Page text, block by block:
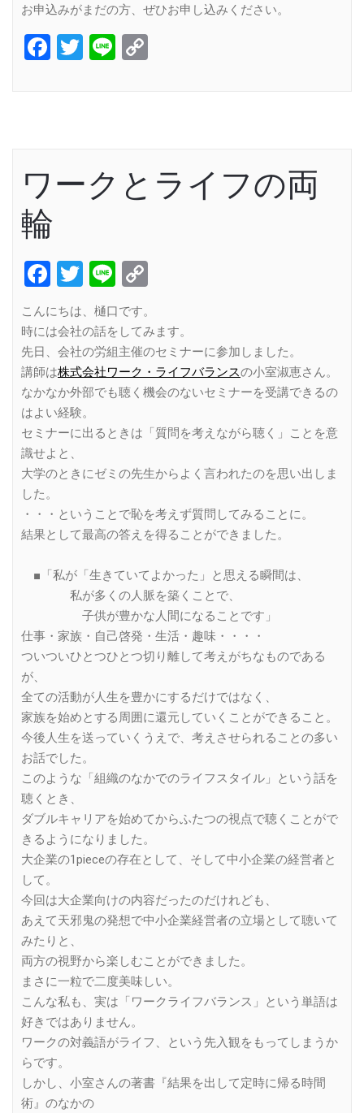
お申込みがまだの方、ぜひお申し込みください。
Facebook
Twitter
Line
ワークとライフの両
輪
Facebook
Twitter
Line
こんにちは、樋口です。
時には会社の話をしてみます。
先日、会社の労組主催のセミナーに参加しました。
講師は株式会社ワーク・ライフバランスの小室淑恵さん。
なかなか外部でも聴く機会のないセミナーを受講できるの
はよい経験。
セミナーに出るときは「質問を考えながら聴く」ことを意
識せよと、
大学のときにゼミの先生からよく言われたのを思い出しま
した。
・・・ということで恥を考えず質問してみることに。
結果として最高の答えを得ることができました。
■「私が「生きていてよかった」と思える瞬間は、
私が多くの人脈を築くことで、
子供が豊かな人間になることです」
仕事・家族・自己啓発・生活・趣味・・・・
ついついひとつひとつ切り離して考えがちなものである
が、
全ての活動が人生を豊かにするだけではなく、
家族を始めとする周囲に還元していくことができること。
今後人生を送っていくうえで、考えさせられることの多い
お話でした。
このような「組織のなかでのライフスタイル」という話を
聴くとき、
ダブルキャリアを始めてからふたつの視点で聴くことがで
きるようになりました。
大企業の1pieceの存在として、そして中小企業の経営者と
して。
今回は大企業向けの内容だったのだけれども、
あえて天邪鬼の発想で中小企業経営者の立場として聴いて
みたりと、
両方の視野から楽しむことができました。
まさに一粒で二度美味しい。
こんな私も、実は「ワークライフバランス」という単語は
好きではありません。
ワークの対義語がライフ、という先入観をもってしまうか
らです。
しかし、小室さんの著書『結果を出して定時に帰る時間
術』のなかの